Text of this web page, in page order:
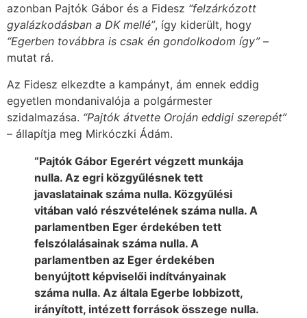
azonban Pajtók Gábor és a Fidesz “felzárkózott
gyalázkodásban a DK mellé”, így kiderült, hogy
“Egerben továbbra is csak én gondolkodom így”–
mutat rá.
Az Fidesz elkezdte a kampányt, ám ennek eddig
egyetlen mondanivalója a polgármester
szidalmazása. “Pajtók átvette Oroján eddigi szerepét”
– állapítja meg Mirkóczki Ádám.
“Pajtók Gábor Egerért végzett munkája
nulla. Az egri közgyűlésnek tett
javaslatainak száma nulla. Közgyűlési
vitában való részvételének száma nulla. A
parlamentben Eger érdekében tett
felszólalásainak száma nulla. A
parlamentben az Eger érdekében
benyújtott képviselői indítványainak
száma nulla. Az általa Egerbe lobbizott,
irányított, intézett források összege nulla.